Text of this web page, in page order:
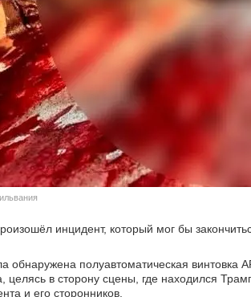
инцидент, который мог бы
полуавтоматическая винтовка
целясь в сторону сцены, где находился
и его сторонников.